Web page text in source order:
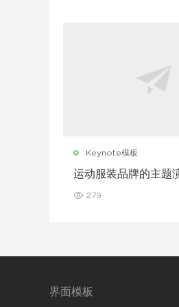
Keynote模板
运动服装品牌的主题
279
界面模板